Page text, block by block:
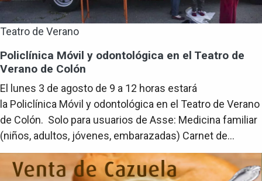
Teatro de Verano
Policlínica Móvil y odontológica en el Teatro de
Verano de Colón
El lunes 3 de agosto de 9 a 12 horas estará
la Policlínica Móvil y odontológica en el Teatro de Verano
de Colón. Solo para usuarios de Asse: Medicina familiar
(niños, adultos, jóvenes, embarazadas) Carnet de...